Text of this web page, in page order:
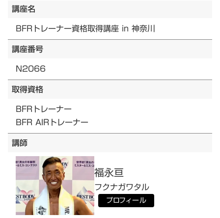
講座名
BFRトレーナー資格取得講座 in 神奈川
講座番号
N2066
取得資格
BFRトレーナー
BFR AIRトレーナー
講師
福永亘
フクナガワタル
プロフィール